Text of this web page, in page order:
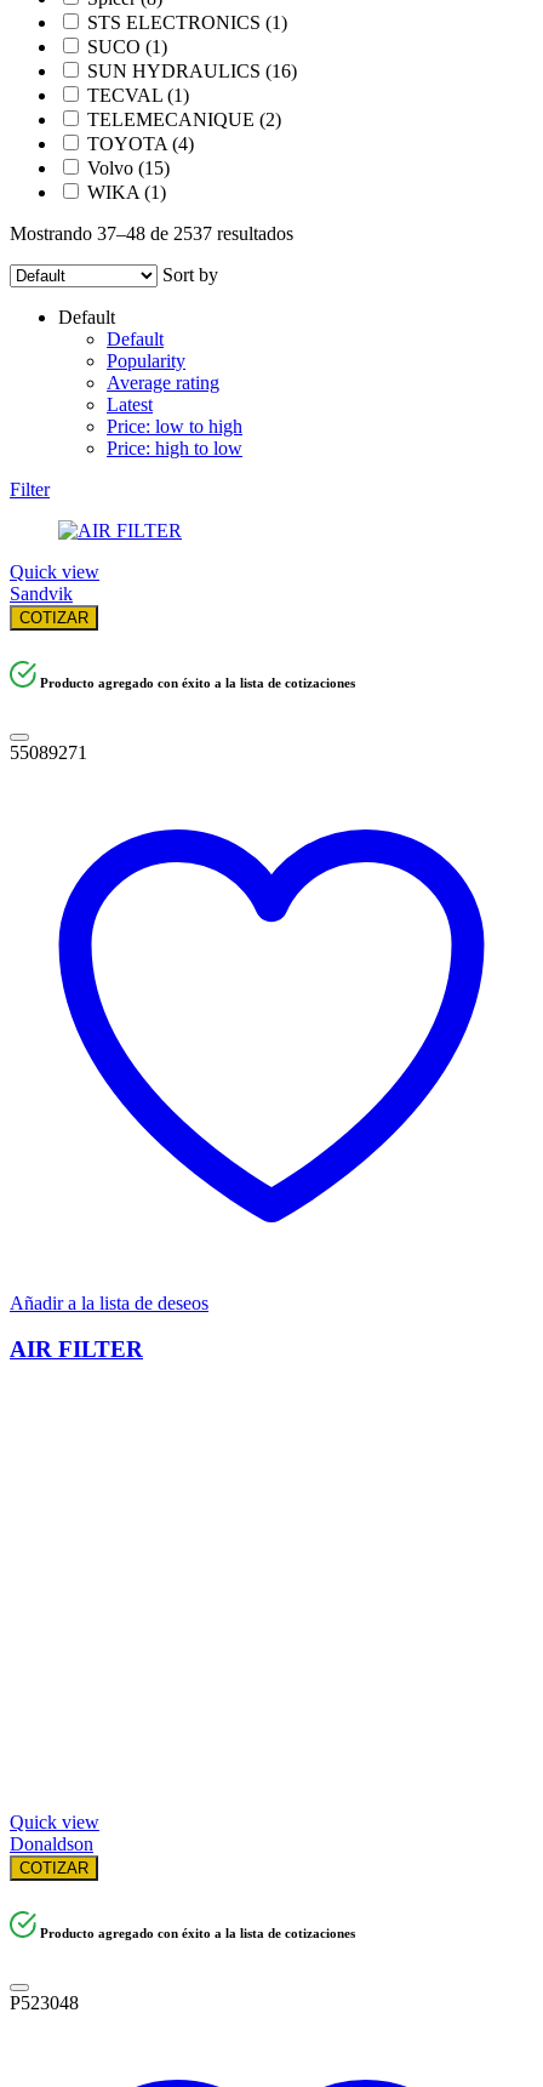
STS ELECTRONICS (1)
SUCO (1)
SUN HYDRAULICS (16)
TECVAL (1)
TELEMECANIQUE (2)
TOYOTA (4)
Volvo (15)
WIKA (1)
Mostrando 37–48 de 2537 resultados
Sort by
Default
Default
Popularity
Average rating
Latest
Price: low to high
Price: high to low
Filter
Quick view
Sandvik
COTIZAR
Producto agregado con éxito a la lista de cotizaciones
55089271
Añadir a la lista de deseos
AIR FILTER
Quick view
Donaldson
COTIZAR
Producto agregado con éxito a la lista de cotizaciones
P523048